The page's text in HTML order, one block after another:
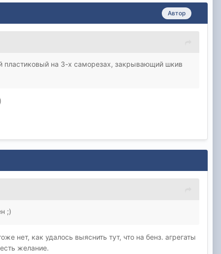
Автор
пластиковый на 3-х саморезах, закрывающий шкив
;)
нет, как удалось выяснить тут, что на бенз. агрегаты
желание.